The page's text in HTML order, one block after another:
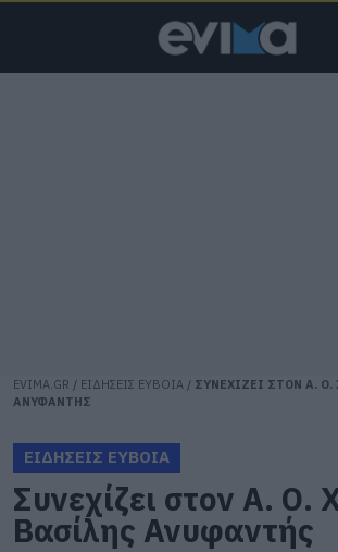
EVIMA.GR / ΕΙΔΗΣΕΙΣ ΕΥΒΟΙΑ / ΣΥΝΕΧΙΖΕΙ ΣΤΟΝ Α.
ΑΝΥΦΑΝΤΗΣ
ΕΙΔΗΣΕΙΣ ΕΥΒΟΙΑ
Συνεχίζει στον Α. Ο.
Βασίλης Ανυφαντής